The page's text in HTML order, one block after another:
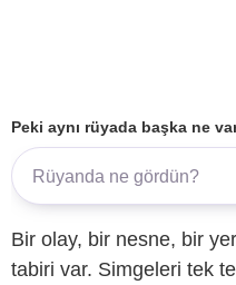
Peki aynı rüyada başka ne
Bir olay, bir nesne, bir
tabiri var. Simgeleri tek